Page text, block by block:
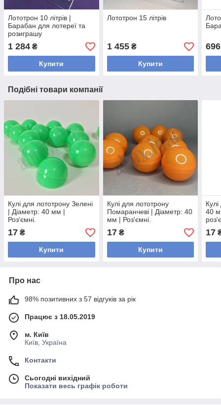
Лототрон 10 літрів |
Барабан для лотереї та
розиграшу
1 284 ₴
Купити
Лототрон 15 літрів
1 455₴
Купити
696
Подібні товари компанії
Кулі для лототрону Зелені
| Діаметр: 40 мм |
Роз'ємні.
17 ₴
Купити
Кулі для лототрону
Помаранчеві | Діаметр: 40
мм | Роз'ємні.
17₴
Купити
40
17
Про нас
98% позитивних з 57 відгуків за рік
Працює з 18.05.2019
м. Київ
Київ, Україна
Контакти
Сьогодні вихідний
Показати весь графік роботи